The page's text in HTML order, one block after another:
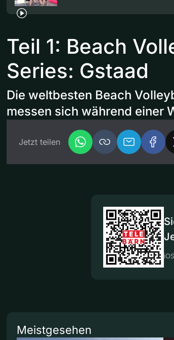
Teil 1: Beach
Series: Gstaad
Die weltbesten Beach
messen sich während einer
Jetzt teilen
Meistgesehen